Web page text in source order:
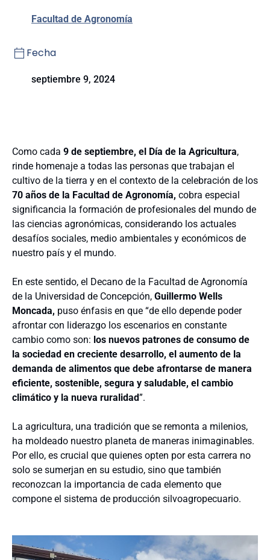
Facultad de Agronomía
Fecha
septiembre 9, 2024
Como cada 9 de septiembre, el Día de la Agricultura,
rinde homenaje a todas las personas que trabajan el
cultivo de la tierra y en el contexto de la celebración de los
70 años de la Facultad de Agronomía, cobra especial
significancia la formación de profesionales del mundo de
las ciencias agronómicas, considerando los actuales
desafíos sociales, medio ambientales y económicos de
nuestro país y el mundo.
En este sentido, el Decano de la Facultad de Agronomía
de la Universidad de Concepción, Guillermo Wells
Moncada, puso énfasis en que “de ello depende poder
afrontar con liderazgo los escenarios en constante
cambio como son: los nuevos patrones de consumo de
la sociedad en creciente desarrollo, el aumento de la
demanda de alimentos que debe afrontarse de manera
eficiente, sostenible, segura y saludable, el cambio
climático y la nueva ruralidad”.
La agricultura, una tradición que se remonta a milenios,
ha moldeado nuestro planeta de maneras inimaginables.
Por ello, es crucial que quienes opten por esta carrera no
solo se sumerjan en su estudio, sino que también
reconozcan la importancia de cada elemento que
compone el sistema de producción silvoagropecuario.